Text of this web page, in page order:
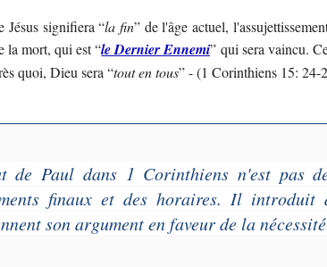
Jésus signifiera “la fin” de l'âge actuel,
la mort, qui est “le Dernier Ennemi” qui sera vaincu.
quoi, Dieu sera “tout en tous” - (1 Corinthiens 15: 24-
de Paul dans 1 Corinthiens n'est pas
finaux et des horaires. Il introduit
son argument en faveur de la